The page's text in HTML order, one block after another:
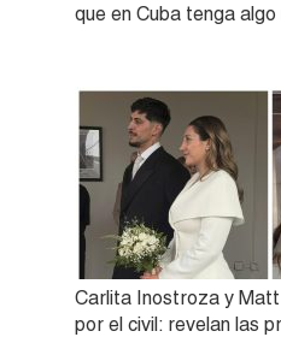
que en Cuba tenga
Carlita Inostroza y
por el civil: revelan las